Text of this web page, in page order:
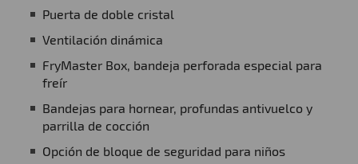
Puerta de doble cristal
Ventilación dinámica
FryMaster Box, bandeja perforada especial para
freír
Bandejas para hornear, profundas antivuelco y
parrilla de cocción
Opción de bloque de seguridad para niños